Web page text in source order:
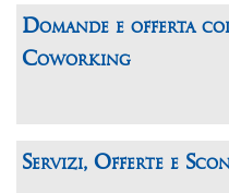
Domande e offerta
Coworking
Servizi, Offerte e